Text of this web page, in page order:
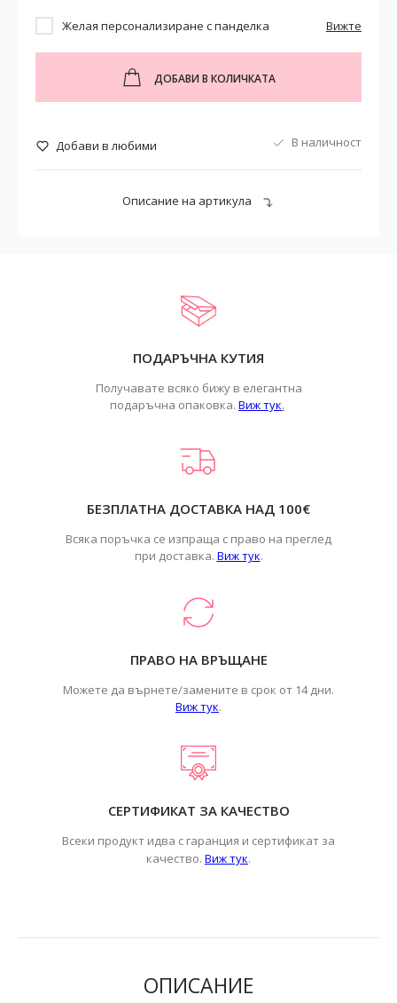
Желая персонализиране с панделка Вижте
ДОБАВИ В КОЛИЧКАТА
Добави в любими В наличност
Описание на артикула
ПОДАРЪЧНА КУТИЯ
Получавате всяко бижу в елегантна
подаръчна опаковка. Виж тук.
БЕЗПЛАТНА ДОСТАВКА НАД 100€
Всяка поръчка се изпраща с право на преглед
при доставка. Виж тук.
ПРАВО НА ВРЪЩАНЕ
Можете да върнете/замените в срок от 14 дни.
Виж тук.
СЕРТИФИКАТ ЗА КАЧЕСТВО
Всеки продукт идва с гаранция и сертификат за
качество. Виж тук.
ОПИСАНИЕ